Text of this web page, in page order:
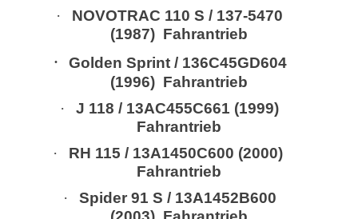
·
NOVOTRAC 110 S / 137-5470
(1987) Fahrantrieb
·
Golden Sprint / 136C45GD604
(1996) Fahrantrieb
·
J 118 / 13AC455C661 (1999)
Fahrantrieb
·
RH 115 / 13A1450C600 (2000)
Fahrantrieb
·
Spider 91 S / 13A1452B600